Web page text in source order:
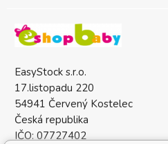
EasyStock s.r.o.
17.listopadu 220
54941 Červený Kostelec
Česká republika
IČO: 07727402